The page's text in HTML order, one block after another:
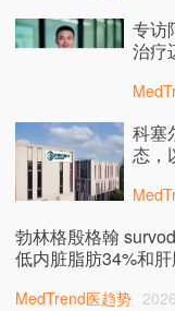
专访
治疗
科塞
态，
勃林格殷格翰
低内脏脂肪34%和
MedTrend医趋势